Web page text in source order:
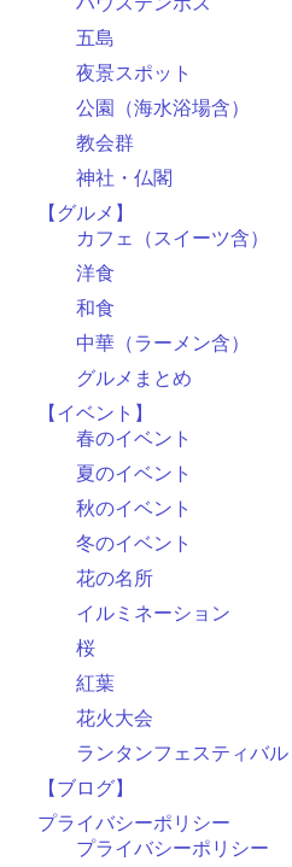
五島
夜景スポット
公園（海水浴場含）
教会群
神社・仏閣
【グルメ】
カフェ（スイーツ含）
洋食
和食
中華（ラーメン含）
グルメまとめ
【イベント】
春のイベント
夏のイベント
秋のイベント
冬のイベント
花の名所
イルミネーション
桜
紅葉
花火大会
ランタンフェスティバル
【ブログ】
プライバシーポリシー
プライバシーポリシー